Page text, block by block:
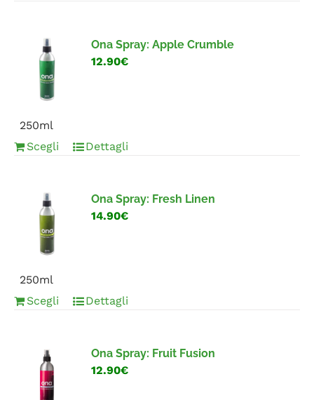
Ona Spray: Apple Crumble
12.90€
250ml
Scegli
Dettagli
Ona Spray: Fresh Linen
14.90€
250ml
Scegli
Dettagli
Ona Spray: Fruit Fusion
12.90€